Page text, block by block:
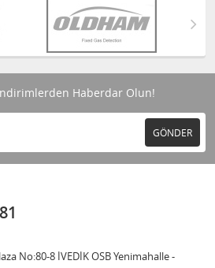
Haberdar Olun!
GÖNDER
No:80-8 İVEDİK OSB Yenimahalle -